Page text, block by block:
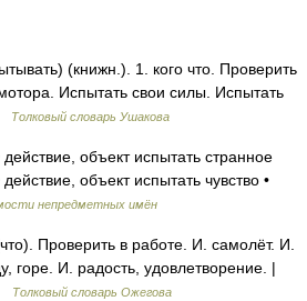
(книжн.). 1. кого что. Проверить
Испытать свои силы. Испытать
Толковый словарь Ушакова
объект испытать странное
объект испытать чувство •
непредметных имён
Проверить в работе. И. самолёт. И.
горе. И. радость, удовлетворение. |
Толковый словарь Ожегова